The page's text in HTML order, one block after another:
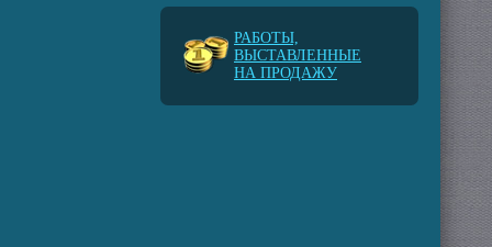
РАБОТЫ,
ВЫСТАВЛЕННЫЕ
НА ПРОДАЖУ